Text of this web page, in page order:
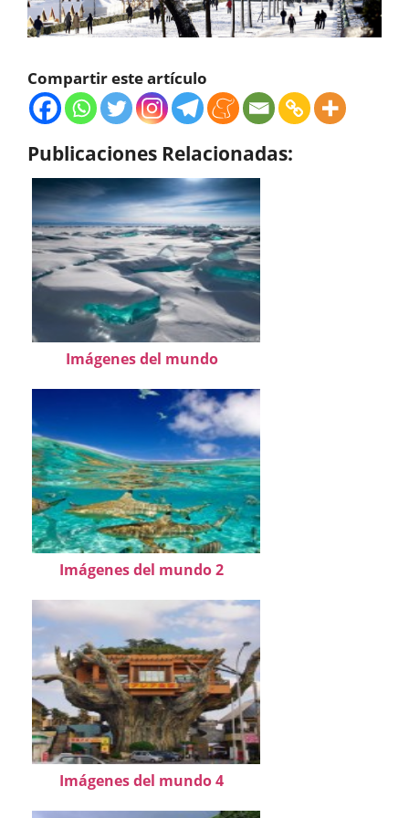
Compartir este artículo
Publicaciones Relacionadas:
Imágenes del mundo
Imágenes del mundo 2
Imágenes del mundo 4